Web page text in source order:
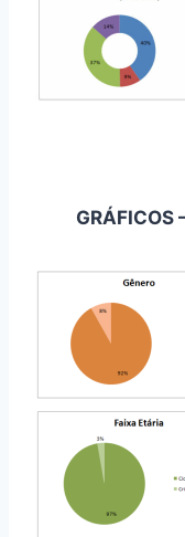
GRÁFICOS